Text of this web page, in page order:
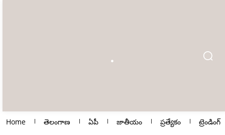
Home తెలంగాణ ఏపీ జాతీయం ప్రత్యేకం ట్రెండింగ్